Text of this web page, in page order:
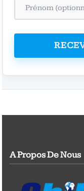
A Propos De Nous